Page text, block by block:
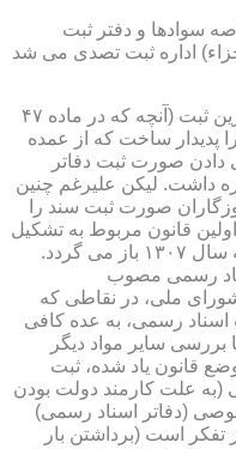
سوادها و دفتر ثبت
اداره ثبت تصدی می شد
قانون یاد شده، در شرح وظائف مباشرین ثبت (آنچه كه در ماده ۴۷
پدیدار ساخت كه از عمده
دادن صورت ثبت دفاتر
داشت. لیكن علیرغم چنین
صورت ثبت سند را
قانون مربوط به تشكیل
مستقل دفترخانه های اسناد رسمی، به سال ۱۳۰۷ باز می گردد.
اسناد رسمی مصوب
شورای ملی، در نقاطی كه
اسناد رسمی، به عده كافی
بررسی سایر مواد دیگر
قانون یاد شده، ثبت
(به علت كارمند دولت بودن
(دفاتر اسناد رسمی)
است (برداشتن بار